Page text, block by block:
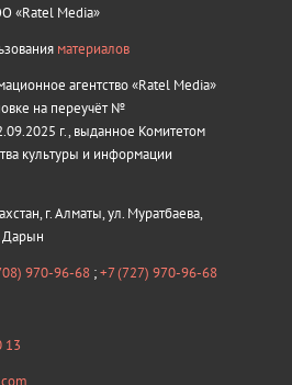
«Ratel Media»
материалов
агентство «Ratel Media»
на переучёт №
г., выданное Комитетом
культуры и информации
г. Алматы, ул. Муратбаева,
Дарын
970-96-68 ;+7 (727) 970-96-68
13